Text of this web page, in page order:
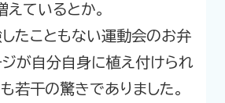
えているとか。
したこともない運動会のお弁
ジが自分自身に植え付けられ
若干の驚きでありました。